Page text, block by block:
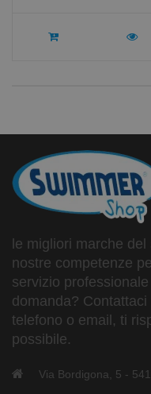
le migliori marche
nostre competenze
servizio
domanda?
telefono o email, ti
possibile.
Via Bordigona, 5 -